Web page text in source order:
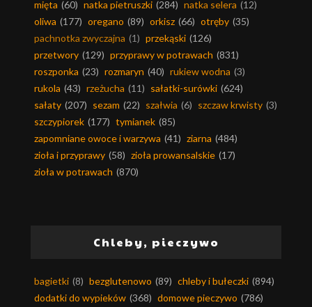
mięta (60) natka pietruszki (284) natka selera (12)
oliwa (177) oregano (89) orkisz (66) otręby (35)
pachnotka zwyczajna (1) przekąski (126)
przetwory (129) przyprawy w potrawach (831)
roszponka (23) rozmaryn (40) rukiew wodna (3)
rukola (43) rzeżucha (11) sałatki-surówki (624)
sałaty (207) sezam (22) szałwia (6) szczaw krwisty (3)
szczypiorek (177) tymianek (85)
zapomniane owoce i warzywa (41) ziarna (484)
zioła i przyprawy (58) zioła prowansalskie (17)
zioła w potrawach (870)
Chleby, pieczywo
bagietki (8) bezglutenowo (89) chleby i bułeczki (894)
dodatki do wypieków (368) domowe pieczywo (786)